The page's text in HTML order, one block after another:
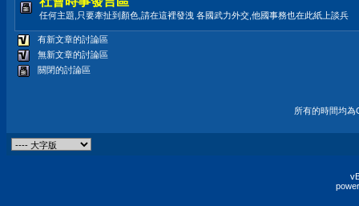
任何主題,只要牽扯到顏色,請在這裡發洩 各國武力外交,他國事務也在此紙上談兵
有新文章的討論區
無新文章的討論區
關閉的討論區
所有的時間均為